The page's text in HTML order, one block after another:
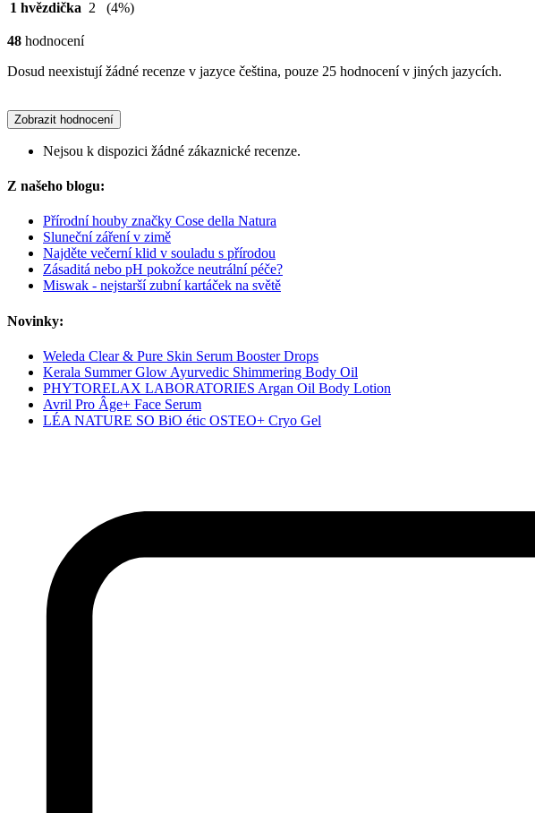
1 hvězdička 2 (4%)
48 hodnocení
Dosud neexistují žádné recenze v jazyce čeština, pouze 25 hodnocení v jiných jazycích.
Zobrazit hodnocení
Nejsou k dispozici žádné zákaznické recenze.
Z našeho blogu:
Přírodní houby značky Cose della Natura
Sluneční záření v zimě
Najděte večerní klid v souladu s přírodou
Zásaditá nebo pH pokožce neutrální péče?
Miswak - nejstarší zubní kartáček na světě
Novinky:
Weleda Clear & Pure Skin Serum Booster Drops
Kerala Summer Glow Ayurvedic Shimmering Body Oil
PHYTORELAX LABORATORIES Argan Oil Body Lotion
Avril Pro Âge+ Face Serum
LÉA NATURE SO BiO étic OSTEO+ Cryo Gel